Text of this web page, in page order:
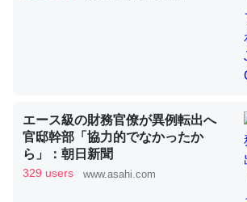
─GPTの仕組みと限界についての考察（１） -
昆虫ってカルシウム少ないのか。知らん
コオロギのカルシウム分はエビの600分の
─ニュース :: 【研究発表】昆虫学の大問題＝「昆
いのか」に関する新仮説
エース級の財務官僚が異例転出へ
官邸幹部「協力的でなかったか
ら」：朝日新聞
329 users www.asahi.com